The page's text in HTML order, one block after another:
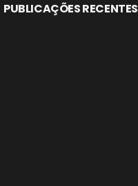
PUBLICAÇÕES RECENTES